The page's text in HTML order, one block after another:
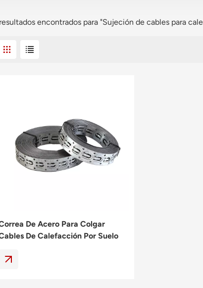
encontrados para "Sujeción de cables para
De Acero Para Colgar
De Calefacción Por Suelo
Instalación.